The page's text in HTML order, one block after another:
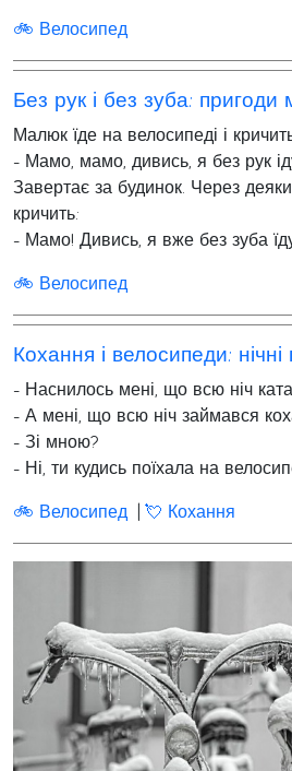
🚲 Велосипед
Малюк їде на велосипеді і
- Мамо, мамо, дивись, я без рук
Завертає за будинок. Через
кричить:
- Мамо! Дивись, я вже без зуба
🚲 Велосипед
- Наснилось мені, що всю ніч
- А мені, що всю ніч займався
- Зі мною?
- Ні, ти кудись поїхала на
🚲 Велосипед 💘 Кохання